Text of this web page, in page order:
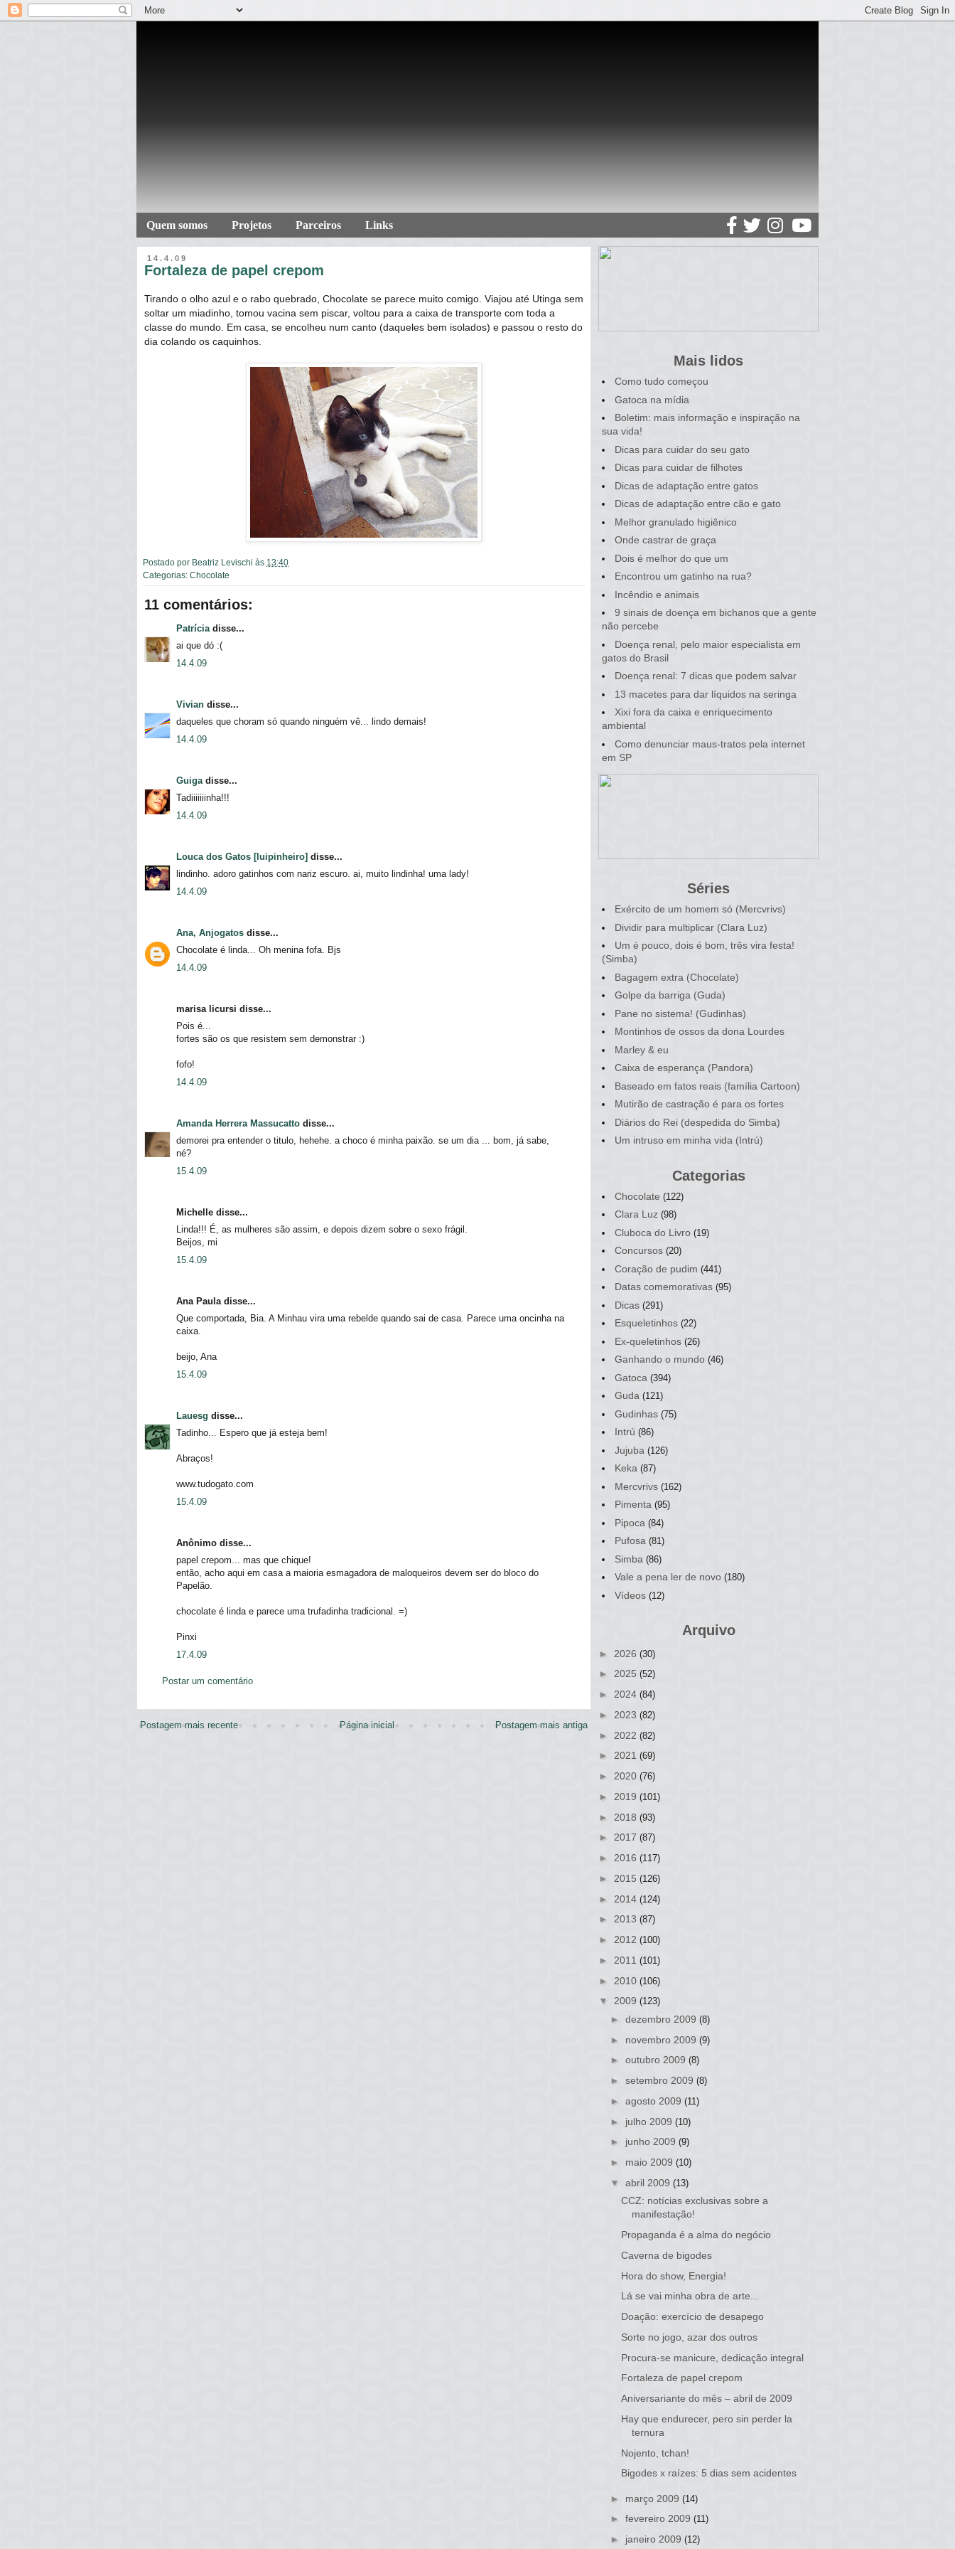
Quem somos Projetos Parceiros Links
14.4.09
Fortaleza de papel crepom
Tirando o olho azul e o rabo quebrado, Chocolate se parece muito comigo. Viajou até Utinga sem
soltar um miadinho, tomou vacina sem piscar, voltou para a caixa de transporte com toda a
classe do mundo. Em casa, se encolheu num canto (daqueles bem isolados) e passou o resto do
dia colando os caquinhos.
Postado por Beatriz Levischi às 13:40
Categorias: Chocolate
11 comentários:
Patrícia disse...
ai que dó :(
14.4.09
Vivian disse...
daqueles que choram só quando ninguém vê... lindo demais!
14.4.09
Guiga disse...
Tadiiiiiiinha!!!
14.4.09
Louca dos Gatos [luipinheiro] disse...
lindinho. adoro gatinhos com nariz escuro. ai, muito lindinha! uma lady!
14.4.09
Ana, Anjogatos disse...
Chocolate é linda... Oh menina fofa. Bjs
14.4.09
marisa licursi disse...
Pois é...
fortes são os que resistem sem demonstrar :)
fofo!
14.4.09
Amanda Herrera Massucatto disse...
demorei pra entender o titulo, hehehe. a choco é minha paixão. se um dia ... bom, já sabe,
né?
15.4.09
Michelle disse...
Linda!!! É, as mulheres são assim, e depois dizem sobre o sexo frágil.
Beijos, mi
15.4.09
Ana Paula disse...
Que comportada, Bia. A Minhau vira uma rebelde quando sai de casa. Parece uma oncinha na
caixa.
beijo, Ana
15.4.09
Lauesg disse...
Tadinho... Espero que já esteja bem!
Abraços!
www.tudogato.com
15.4.09
Anônimo disse...
papel crepom... mas que chique!
então, acho aqui em casa a maioria esmagadora de maloqueiros devem ser do bloco do
Papelão.
chocolate é linda e parece uma trufadinha tradicional. =)
Pinxi
17.4.09
Postar um comentário
Postagem mais recente Postagem mais antiga
Página inicial
Mais lidos
Como tudo começou
Gatoca na mídia
Boletim: mais informação e inspiração na
sua vida!
Dicas para cuidar do seu gato
Dicas para cuidar de filhotes
Dicas de adaptação entre gatos
Dicas de adaptação entre cão e gato
Melhor granulado higiênico
Onde castrar de graça
Dois é melhor do que um
Encontrou um gatinho na rua?
Incêndio e animais
9 sinais de doença em bichanos que a gente
não percebe
Doença renal, pelo maior especialista em
gatos do Brasil
Doença renal: 7 dicas que podem salvar
13 macetes para dar líquidos na seringa
Xixi fora da caixa e enriquecimento
ambiental
Como denunciar maus-tratos pela internet
em SP
Séries
Exército de um homem só (Mercvrivs)
Dividir para multiplicar (Clara Luz)
Um é pouco, dois é bom, três vira festa!
(Simba)
Bagagem extra (Chocolate)
Golpe da barriga (Guda)
Pane no sistema! (Gudinhas)
Montinhos de ossos da dona Lourdes
Marley & eu
Caixa de esperança (Pandora)
Baseado em fatos reais (família Cartoon)
Mutirão de castração é para os fortes
Diários do Rei (despedida do Simba)
Um intruso em minha vida (Intrú)
Categorias
Chocolate (122)
Clara Luz (98)
Cluboca do Livro (19)
Concursos (20)
Coração de pudim (441)
Datas comemorativas (95)
Dicas (291)
Esqueletinhos (22)
Ex-queletinhos (26)
Ganhando o mundo (46)
Gatoca (394)
Guda (121)
Gudinhas (75)
Intrú (86)
Jujuba (126)
Keka (87)
Mercvrivs (162)
Pimenta (95)
Pipoca (84)
Pufosa (81)
Simba (86)
Vale a pena ler de novo (180)
Vídeos (12)
Arquivo
► 2026 (30)
► 2025 (52)
► 2024 (84)
► 2023 (82)
► 2022 (82)
► 2021 (69)
► 2020 (76)
► 2019 (101)
► 2018 (93)
► 2017 (87)
► 2016 (117)
► 2015 (126)
► 2014 (124)
► 2013 (87)
► 2012 (100)
► 2011 (101)
► 2010 (106)
▼ 2009 (123)
► dezembro 2009 (8)
► novembro 2009 (9)
► outubro 2009 (8)
► setembro 2009 (8)
► agosto 2009 (11)
► julho 2009 (10)
► junho 2009 (9)
► maio 2009 (10)
▼ abril 2009 (13)
CCZ: notícias exclusivas sobre a
manifestação!
Propaganda é a alma do negócio
Caverna de bigodes
Hora do show, Energia!
Lá se vai minha obra de arte...
Doação: exercício de desapego
Sorte no jogo, azar dos outros
Procura-se manicure, dedicação integral
Fortaleza de papel crepom
Aniversariante do mês – abril de 2009
Hay que endurecer, pero sin perder la
ternura
Nojento, tchan!
Bigodes x raízes: 5 dias sem acidentes
► março 2009 (14)
► fevereiro 2009 (11)
► janeiro 2009 (12)